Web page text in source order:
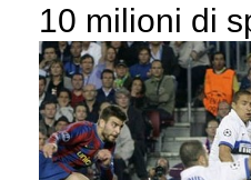
10 milioni di